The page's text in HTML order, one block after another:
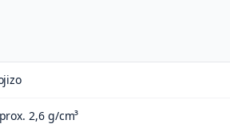
2,6 g/cm³